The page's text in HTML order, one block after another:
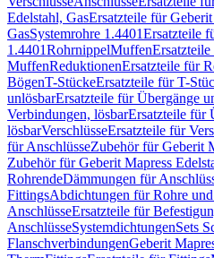
Edelstahl, GasErsatzteile für
GasSystemrohre 1.4401Ersatzteile
1.4401RohrnippelMuffen
MuffenReduktionenErsatzteile für
BögenT-StückeErsatzteile für T-
unlösbarErsatzteile für Übergänge
Verbindungen, lösbarErsatzteile für
lösbarVerschlüsseErsatzteile für
für AnschlüsseZubehör für Geberit
Zubehör für Geberit Mapress
RohrendeDämmungen für
FittingsAbdichtungen für Rohre
AnschlüsseErsatzteile für
AnschlüsseSystemdichtungenSets
FlanschverbindungenGeberit